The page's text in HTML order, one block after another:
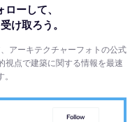
ーして、
け取ろう。
アーキテクチャーフォトの公式
視点で建築に関する情報を最速
Follow